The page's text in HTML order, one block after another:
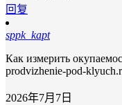
回复
sppk_kapt
Как измерить
prodvizhenie-pod-
2026年7月7日